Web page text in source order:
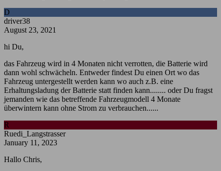
D
driver38
August 23, 2021
hi Du,
das Fahrzeug wird in 4 Monaten nicht verrotten, die Batterie wird
dann wohl schwächeln. Entweder findest Du einen Ort wo das
Fahrzeug untergestellt werden kann wo auch z.B. eine
Erhaltungsladung der Batterie statt finden kann........ oder Du fragst
jemanden wie das betreffende Fahrzeugmodell 4 Monate
überwintern kann ohne Strom zu verbrauchen......
R
Ruedi_Langstrasser
January 11, 2023
Hallo Chris,